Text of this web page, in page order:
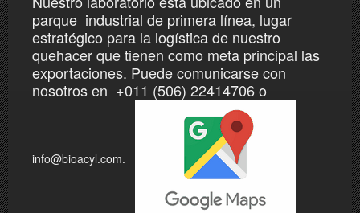
parque industrial de primera línea, lugar
estratégico para la logística de nuestro
quehacer que tienen como meta principal las
exportaciones. Puede comunicarse con
nosotros en +011 (506) 22414706 o
info@bioacyl.com.